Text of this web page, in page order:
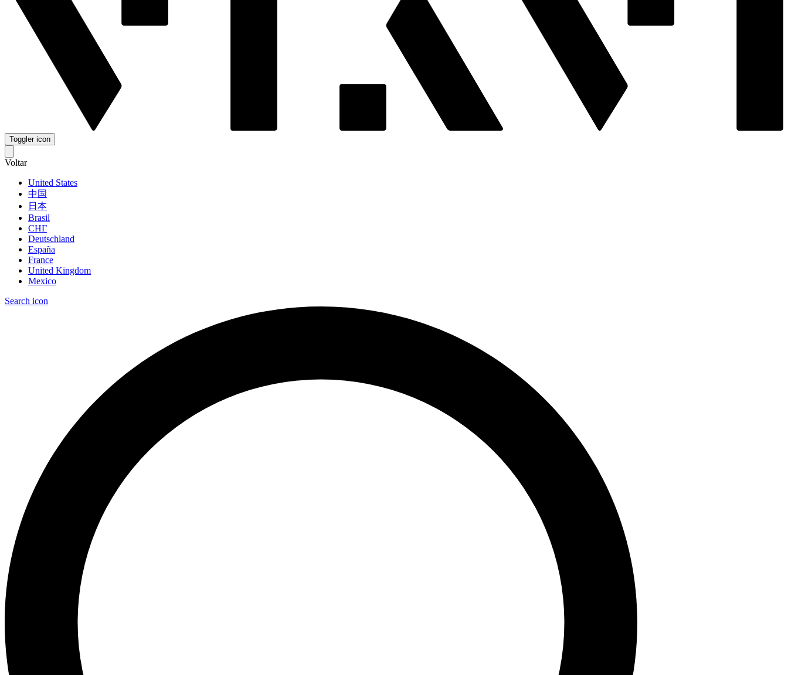
Toggler icon
Voltar
United States
中国
日本
Brasil
СНГ
Deutschland
España
France
United Kingdom
Mexico
Search icon